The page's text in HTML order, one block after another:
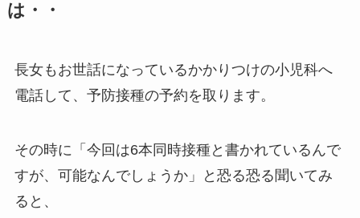
は・・
長女もお世話になっているかかりつけの小児科へ
電話して、予防接種の予約を取ります。
その時に「今回は6本同時接種と書かれているんで
すが、可能なんでしょうか」と恐る恐る聞いてみ
ると、